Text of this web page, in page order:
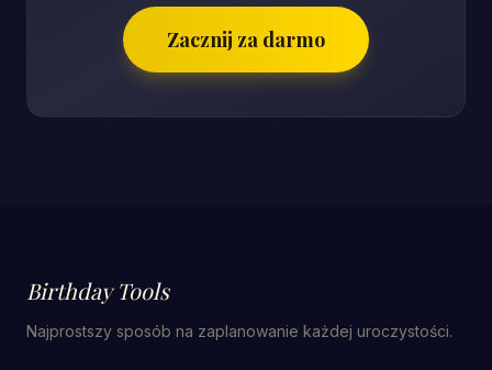
Zacznij za darmo
Birthday Tools
Najprostszy sposób na zaplanowanie każdej uroczystości.